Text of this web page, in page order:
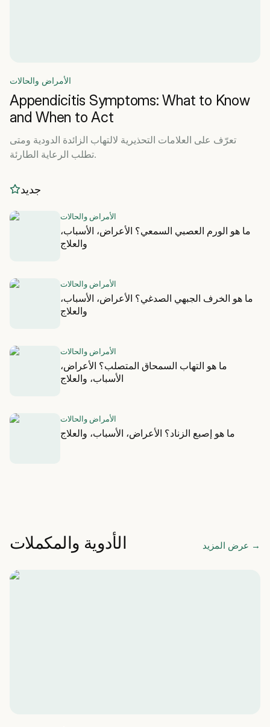
الأمراض والحالات
Appendicitis Symptoms: What to Know
and When to Act
تعرّف على العلامات التحذيرية لالتهاب الزائدة الدودية ومتى
تطلب الرعاية الطارئة.
جديد
الأمراض والحالات
ما هو الورم العصبي السمعي؟ الأعراض، الأسباب،
والعلاج
الأمراض والحالات
ما هو الخرف الجبهي الصدغي؟ الأعراض، الأسباب،
والعلاج
الأمراض والحالات
ما هو التهاب السمحاق المتصلب؟ الأعراض،
الأسباب، والعلاج
الأمراض والحالات
ما هو إصبع الزناد؟ الأعراض، الأسباب، والعلاج
الأدوية والمكملات عرض المزيد →